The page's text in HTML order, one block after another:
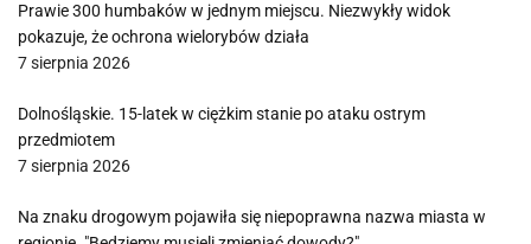
Prawie 300 humbaków w jednym miejscu. Niezwykły widok
pokazuje, że ochrona wielorybów działa
7 sierpnia 2026
Dolnośląskie. 15-latek w ciężkim stanie po ataku ostrym
przedmiotem
7 sierpnia 2026
Na znaku drogowym pojawiła się niepoprawna nazwa miasta w